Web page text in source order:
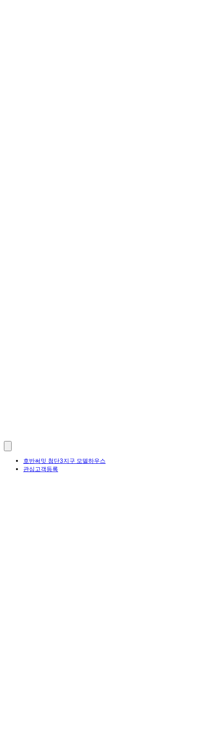
호반써밋 첨단3지구 모델하우스
관심고객등록